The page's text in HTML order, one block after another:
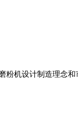
粉机设计制造理念